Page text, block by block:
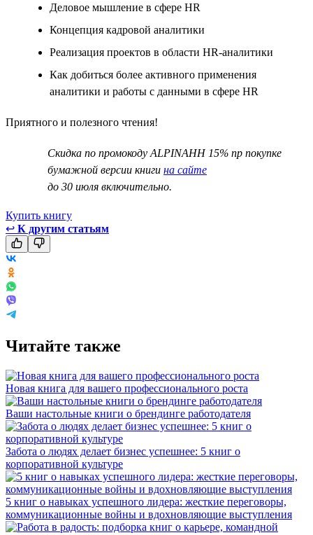
Деловое мышление в сфере HR
Концепция кадровой аналитики
Реализация проектов в области HR-аналитики
Как добиться более активного применения
аналитики и работы с данными в сфере HR
Приятного и полезного чтения!
Скидка по промокоду ALPINAHH 15% пр покупке
бумажной версии книги на сайте
до 30 июля включительно.
Купить книгу
↩ К другим статьям
Читайте также
Новая книга для вашего профессионального роста
Ваши настольные книги о брендинге работодателя
Забота о людях делает бизнес успешнее: 5 книг о
корпоративной культуре
5 книг о навыках успешного лидера: жесткие переговоры,
коммуникационные войны и вдохновляющие выступления